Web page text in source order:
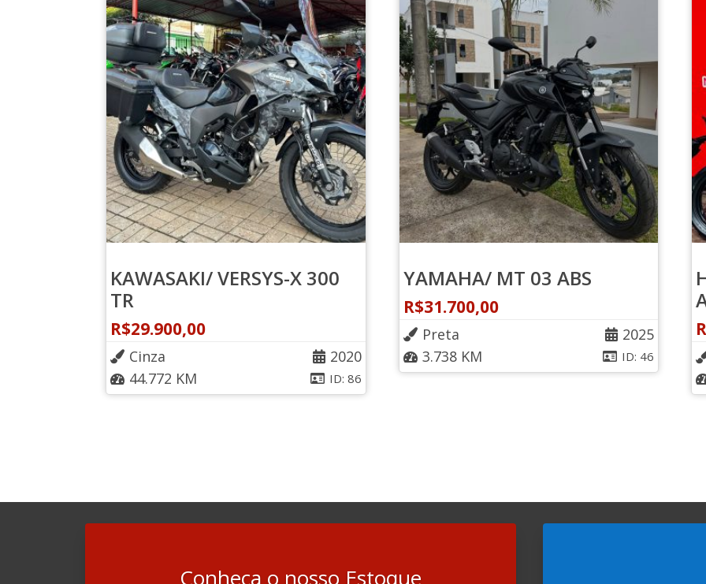
KAWASAKI/ VERSYS-X 300
TR
R$29.900,00
2020
Cinza
ID: 86
44.772 KM
YAMAHA/ MT 03 ABS
R$31.700,00
2025
Preta
ID: 46
3.738 KM
Conheça o nosso Estoque